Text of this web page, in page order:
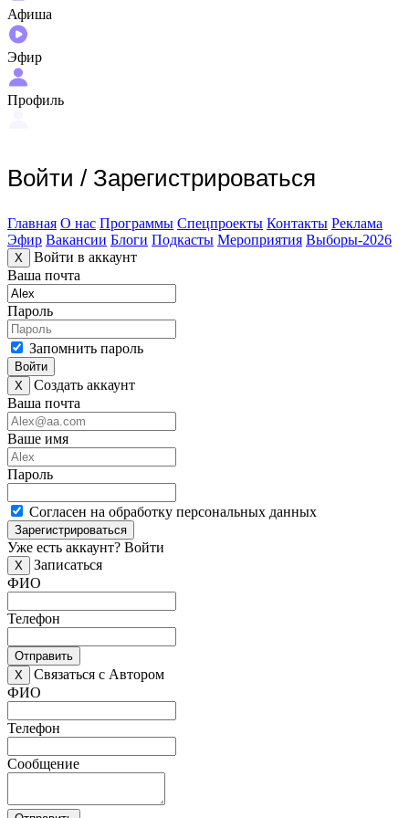
Афиша
Эфир
Профиль
Войти / Зарегистрироваться
Главная О нас Программы Спецпроекты Контакты Реклама
Эфир Вакансии Блоги Подкасты Мероприятия Выборы-2026
X
Войти в аккаунт
Ваша почта
Пароль
Запомнить пароль
Войти
X
Создать аккаунт
Ваша почта
Ваше имя
Пароль
Согласен на обработку персональных данных
Зарегистрироваться
Уже есть аккаунт? Войти
X
Записаться
ФИО
Телефон
Отправить
X
Связаться с Автором
ФИО
Телефон
Сообщение